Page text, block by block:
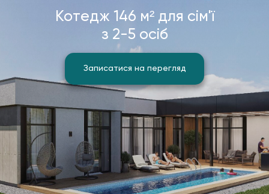
Записатися на перегляд
Котедж 146 м² для сім'ї
з 2-5 осіб